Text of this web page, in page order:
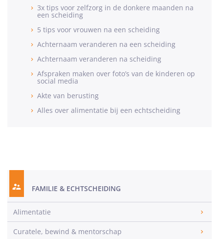
3x tips voor zelfzorg in de donkere maanden na
een scheiding
5 tips voor vrouwen na een scheiding
Achternaam veranderen na een scheiding
Achternaam veranderen na scheiding
Afspraken maken over foto’s van de kinderen op
social media
Akte van berusting
Alles over alimentatie bij een echtscheiding
FAMILIE & ECHTSCHEIDING
Alimentatie
Curatele, bewind & mentorschap